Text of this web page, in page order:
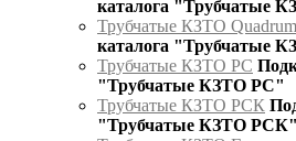
каталога "Трубчатые
Трубчатые КЗТО
каталога "Трубчатые
Трубчатые КЗТО РС
"Трубчатые КЗТО РС"
Трубчатые КЗТО РСК
"Трубчатые КЗТО РСК"